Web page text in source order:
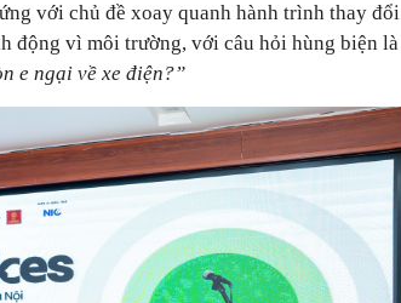
với chủ đề xoay quanh hành trình thay đổi
động vì môi trường, với câu hỏi hùng biện là
e ngại về xe điện?”